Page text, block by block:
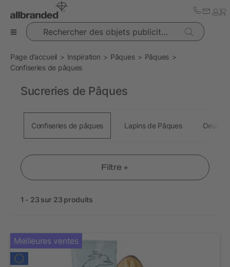
Rechercher des objets publicitaires
Page d’accueil Inspiration Pâques
Pâques
Confiseries de pâques
Filtre +
1 - 23 sur 23 produits
Meilleures ventes
Sucreries de Pâques
Confiseries de pâques Lapins de Pâques Oeufs